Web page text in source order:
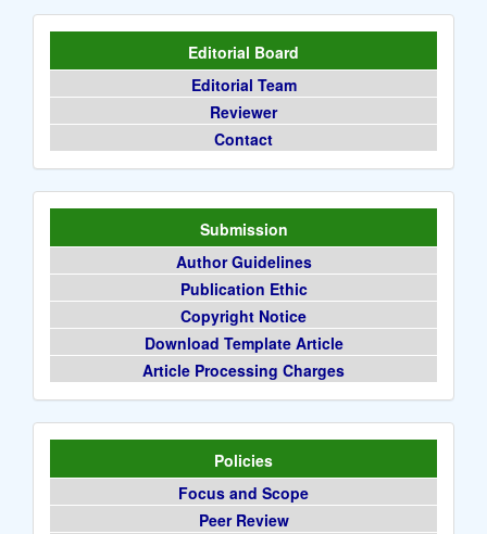
Editorial Board
Editorial Team
Reviewer
Contact
Submission
Author Guidelines
Publication Ethic
Copyright Notice
Download Template Article
Article Processing Charges
Policies
Focus and Scope
Peer Review